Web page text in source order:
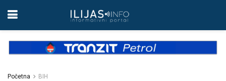
Početna BIH